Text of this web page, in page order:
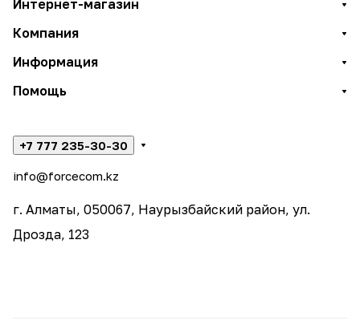
Интернет-магазин
Компания
Информация
Помощь
+7 777 235-30-30
info@forcecom.kz
г. Алматы, 050067, Наурызбайский район, ул.
Дрозда, 123